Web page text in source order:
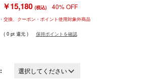
￥15,180 (税込) 40% OFF
交換、クーポン・ポイント使用対象外商品
( 0 pt 還元 ) 保持ポイントを確認